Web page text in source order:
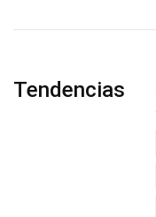
Tendencias